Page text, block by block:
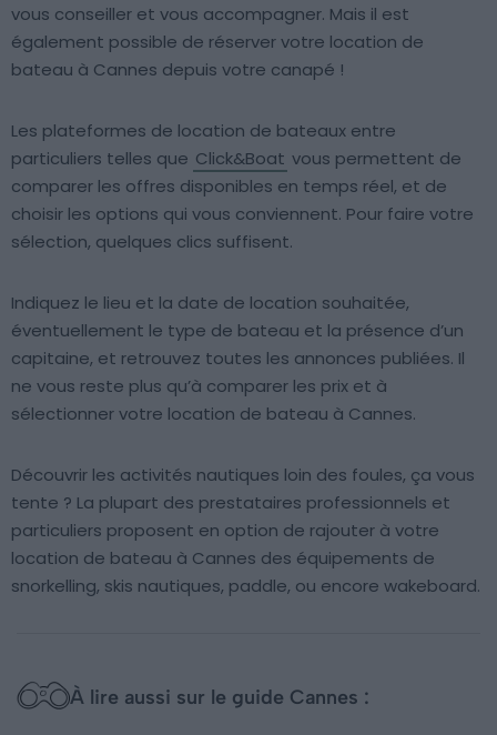
vous conseiller et vous accompagner. Mais il est
également possible de réserver votre location de
bateau à Cannes depuis votre canapé !
Les plateformes de location de bateaux entre
particuliers telles que Click&Boat vous permettent de
comparer les offres disponibles en temps réel, et de
choisir les options qui vous conviennent. Pour faire votre
sélection, quelques clics suffisent.
Indiquez le lieu et la date de location souhaitée,
éventuellement le type de bateau et la présence d’un
capitaine, et retrouvez toutes les annonces publiées. Il
ne vous reste plus qu’à comparer les prix et à
sélectionner votre location de bateau à Cannes.
Découvrir les activités nautiques loin des foules, ça vous
tente ? La plupart des prestataires professionnels et
particuliers proposent en option de rajouter à votre
location de bateau à Cannes des équipements de
snorkelling, skis nautiques, paddle, ou encore wakeboard.
À lire aussi sur le guide Cannes :